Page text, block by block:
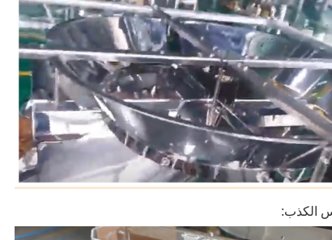
الكذب: